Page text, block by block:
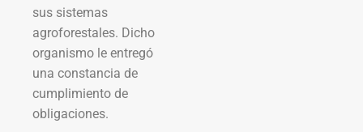
sus sistemas
agroforestales. Dicho
organismo le entregó
una constancia de
cumplimiento de
obligaciones.